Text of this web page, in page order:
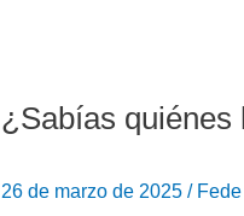
¿Sabías quiénes
26 de marzo de 2025 / Fede
¿Sabías
las